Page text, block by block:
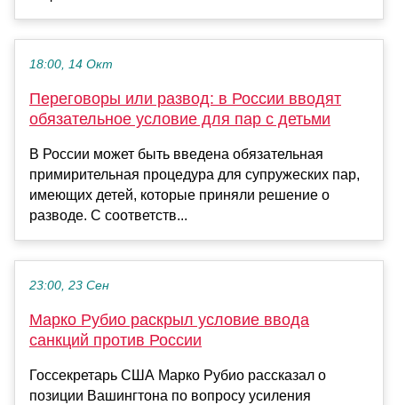
18:00, 14 Окт
Переговоры или развод: в России вводят
обязательное условие для пар с детьми
В России может быть введена обязательная
примирительная процедура для супружеских пар,
имеющих детей, которые приняли решение о
разводе. С соответств...
23:00, 23 Сен
Марко Рубио раскрыл условие ввода
санкций против России
Госсекретарь США Марко Рубио рассказал о
позиции Вашингтона по вопросу усиления